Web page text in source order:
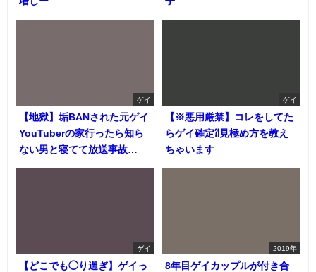
ゲイ
【地獄】垢BANされた元ゲイ
YouTuberの家行ったら知ら
ない男と寝てて放送事故…
ゲイ
【※悪用厳禁】コレをしてた
らゲイ確定⁈見極め方を教え
ちゃいます
ゲイ
【どこでも◯り過ぎ】ゲイっ
2019年
8年目ゲイカップルが付き合